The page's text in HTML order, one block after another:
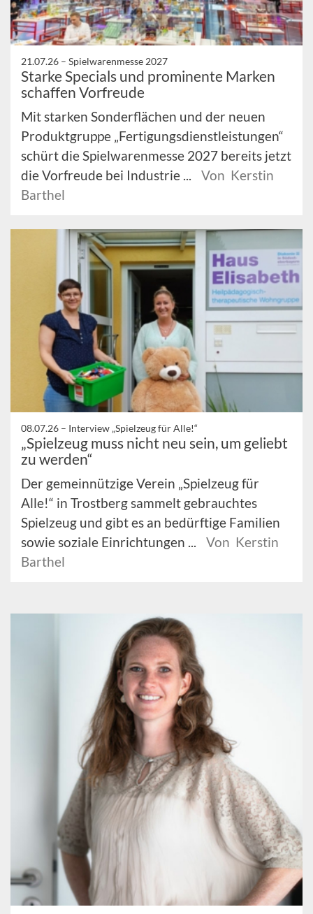
21.07.26 – Spielwarenmesse 2027
Starke Specials und prominente Marken
schaffen Vorfreude
Mit starken Sonderflächen und der neuen
Produktgruppe „Fertigungsdienstleistungen“
schürt die Spielwarenmesse 2027 bereits jetzt
die Vorfreude bei Industrie ...
Von Kerstin
Barthel
08.07.26 – Interview „Spielzeug für Alle!“
„Spielzeug muss nicht neu sein, um geliebt
zu werden“
Der gemeinnützige Verein „Spielzeug für
Alle!“ in Trostberg sammelt gebrauchtes
Spielzeug und gibt es an bedürftige Familien
sowie soziale Einrichtungen ...
Von Kerstin
Barthel